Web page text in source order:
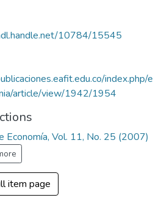
10784/15545
index.php/
article/view/1942/1954
Economía, Vol. 11, No. 25 (2007)
item page